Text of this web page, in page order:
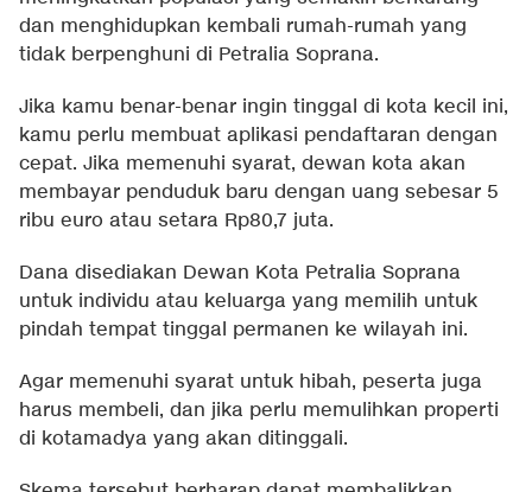
dan menghidupkan kembali rumah-rumah yang
tidak berpenghuni di Petralia Soprana.
Jika kamu benar-benar ingin tinggal di kota kecil ini,
kamu perlu membuat aplikasi pendaftaran dengan
cepat. Jika memenuhi syarat, dewan kota akan
membayar penduduk baru dengan uang sebesar 5
ribu euro atau setara Rp80,7 juta.
Dana disediakan Dewan Kota Petralia Soprana
untuk individu atau keluarga yang memilih untuk
pindah tempat tinggal permanen ke wilayah ini.
Agar memenuhi syarat untuk hibah, peserta juga
harus membeli, dan jika perlu memulihkan properti
di kotamadya yang akan ditinggali.